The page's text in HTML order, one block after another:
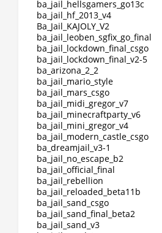
ba_jail_hellsgamers_go13c
ba_jail_hf_2013_v4
Ba_Jail_KAJOLY_V2
ba_jail_leoben_sgfix_go_final
ba_jail_lockdown_final_csgo
ba_jail_lockdown_final_v2-5
ba_arizona_2_2
ba_jail_mario_style
ba_jail_mars_csgo
ba_jail_midi_gregor_v7
ba_jail_minecraftparty_v6
ba_jail_mini_gregor_v4
ba_jail_modern_castle_csgo
ba_dreamjail_v3-1
ba_jail_no_escape_b2
ba_jail_official_final
ba_jail_rebellion
ba_jail_reloaded_beta11b
ba_jail_sand_csgo
ba_jail_sand_final_beta2
ba_jail_sand_v3